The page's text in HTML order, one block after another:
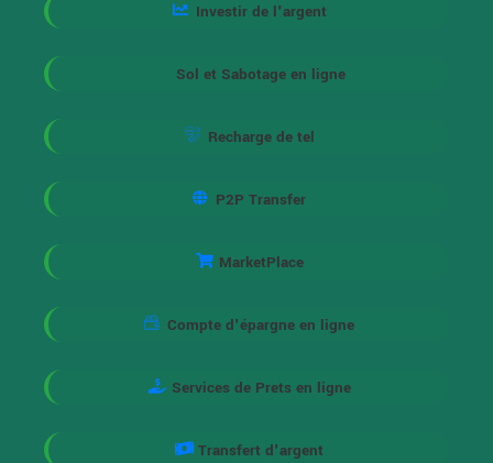
Investir de l'argent
Sol et Sabotage en ligne
Recharge de tel
P2P Transfer
MarketPlace
Compte d'épargne en ligne
Services de Prets en ligne
Transfert d'argent